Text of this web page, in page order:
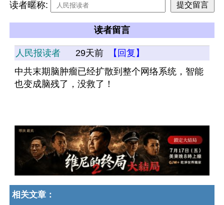
读者暱称:
读者留言
人民报读者 29天前
【回复】
中共末期脑肿瘤已经扩散到整个网络系统，智能
也变成脑残了，没救了！
相关文章：